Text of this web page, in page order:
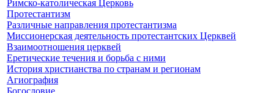
Римско-католическая Церковь
Протестантизм
Различные направления протестантизма
Миссионерская деятельность протестантских Церквей
Взаимоотношения церквей
Еретические течения и борьба с ними
История христианства по странам и регионам
Агиография
Богословие